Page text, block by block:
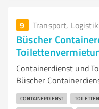
9 Transport,
Büscher
Containerdienst und
Büscher
CONTAINERDIENST